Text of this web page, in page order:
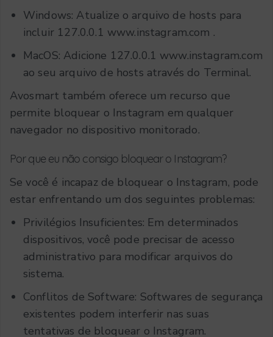
Windows: Atualize o arquivo de hosts para
incluir 127.0.0.1 www.instagram.com .
MacOS: Adicione 127.0.0.1 www.instagram.com
ao seu arquivo de hosts através do Terminal.
Avosmart também oferece um recurso que
permite bloquear o Instagram em qualquer
navegador no dispositivo monitorado.
Por que eu não consigo bloquear o Instagram?
Se você é incapaz de bloquear o Instagram, pode
estar enfrentando um dos seguintes problemas:
Privilégios Insuficientes: Em determinados
dispositivos, você pode precisar de acesso
administrativo para modificar arquivos do
sistema.
Conflitos de Software: Softwares de segurança
existentes podem interferir nas suas
tentativas de bloquear o Instagram.